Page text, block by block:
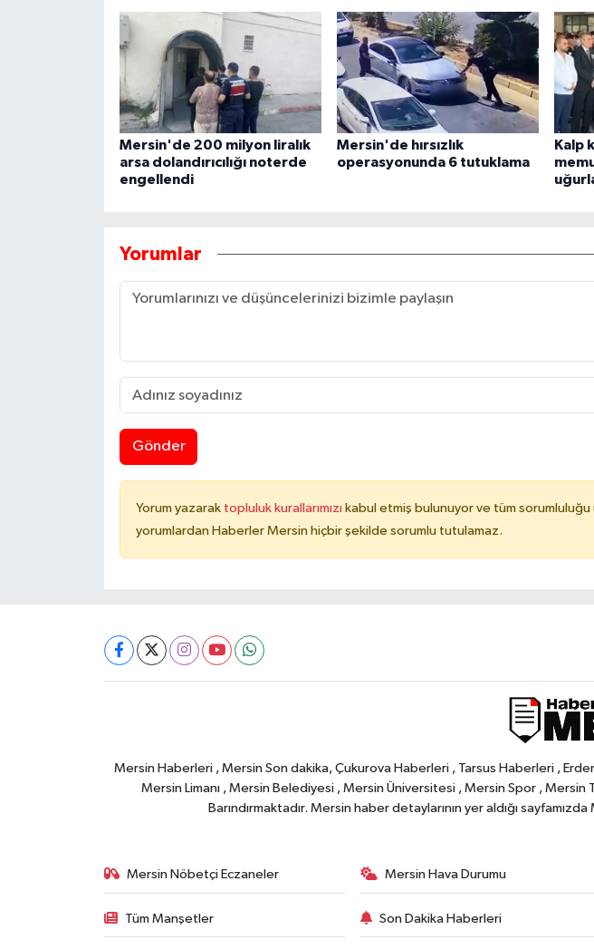
Mersin'de 200 milyon liralık
arsa dolandırıcılığı noterde
engellendi
Mersin'de hırsızlık
operasyonunda 6 tutuklama
Kalp
Yorumlar
Gönder
Yorum yazarak topluluk kurallarımızı kabul etmiş bulunuyor ve tüm sorumluluğu
yorumlardan Haberler Mersin hiçbir şekilde sorumlu tutulamaz.
Mersin Haberleri , Mersin Son dakika, Çukurova Haberleri , Tarsus Haberleri ,
Mersin Limanı , Mersin Belediyesi , Mersin Üniversitesi , Mersin Spor , Mersin
Barındırmaktadır. Mersin haber detaylarının yer aldığı
Mersin Nöbetçi Eczaneler Mersin Hava Durumu
Tüm Manşetler Son Dakika Haberleri